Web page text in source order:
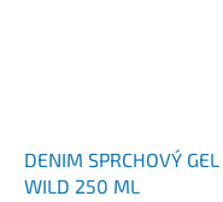
DENIM SPRCHOVÝ GEL
WILD 250 ML